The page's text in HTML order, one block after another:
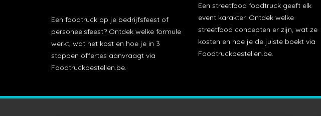
Een foodtruck op je bedrijfsfeest of
personeelsfeest? Ontdek welke formule
werkt, wat het kost en hoe je in 3
stappen offertes aanvraagt via
Foodtruckbestellen.be.
Een streetfood foodtruck geeft elk
event karakter. Ontdek welke
streetfood concepten er zijn, wat ze
kosten en hoe je de juiste boekt via
Foodtruckbestellen.be.